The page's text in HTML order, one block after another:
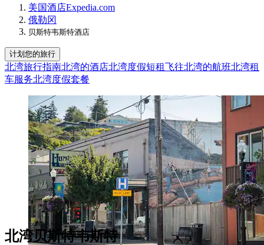
美国酒店Expedia.com
俄勒冈
贝斯特韦斯特酒店
计划您的旅行
北湾旅行指南北湾的酒店北湾度假短租飞往北湾的航班北湾租
车服务北湾度假套餐
北湾贝斯特韦斯特